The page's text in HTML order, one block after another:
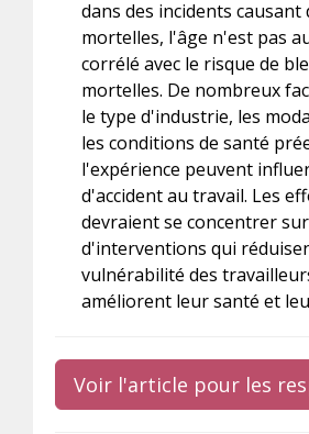
dans des incidents causant
mortelles, l'âge n'est pas
corrélé avec le risque de
mortelles. De nombreux
le type d'industrie, les
les conditions de santé
l'expérience peuvent
d'accident au travail. Les
devraient se concentrer
d'interventions qui
vulnérabilité des
améliorent leur santé et
Voir l'article pour les